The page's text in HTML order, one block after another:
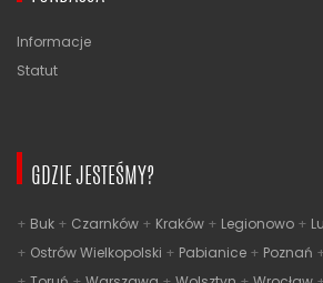
Informacje
Statut
GDZIE JESTEŚMY?
Buk Czarnków Kraków Legionowo
Ostrów Wielkopolski
Pabianice Poznań